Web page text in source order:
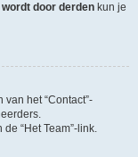
door derden kun je
het “Contact”-
“Het Team”-link.